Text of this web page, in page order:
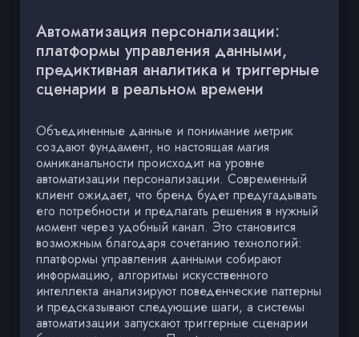
Автоматизация персонализации:
платформы управления данными,
предиктивная аналитика и триггерные
сценарии в реальном времени
Объединенные данные и понимание метрик
создают фундамент, но настоящая магия
омниканальности происходит на уровне
автоматизации персонализации. Современный
клиент ожидает, что бренд будет предугадывать
его потребности и предлагать решения в нужный
момент через удобный канал. Это становится
возможным благодаря сочетанию технологий:
платформы управления данными собирают
информацию, алгоритмы искусственного
интеллекта анализируют поведенческие паттерны
и предсказывают следующие шаги, а системы
автоматизации запускают триггерные сценарии